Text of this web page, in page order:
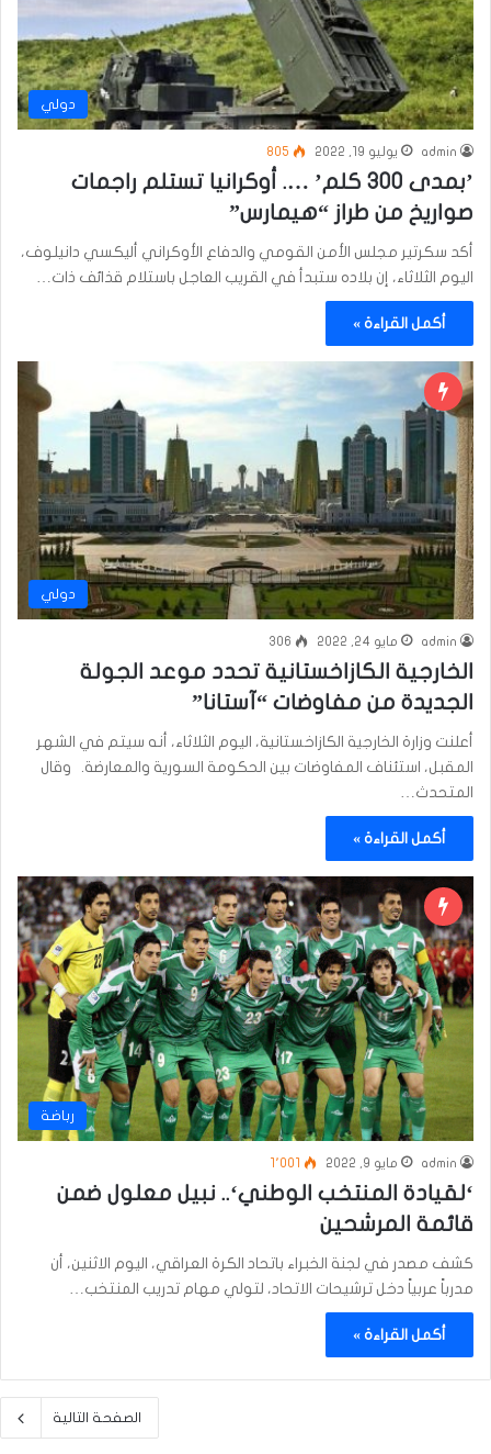
دولي
admin يوليو 19, 2022 805
’بمدى 300 كلم’ …. أوكرانيا تستلم راجمات
صواريخ من طراز “هيمارس”
أكد سكرتير مجلس الأمن القومي والدفاع الأوكراني أليكسي دانيلوف،
اليوم الثلاثاء، إن بلاده ستبدأ في القريب العاجل باستلام قذائف ذات…
أكمل القراءة »
دولي
admin مايو 24, 2022 306
الخارجية الكازاخستانية تحدد موعد الجولة
الجديدة من مفاوضات “آستانا”
أعلنت وزارة الخارجية الكازاخستانية، اليوم الثلاثاء، أنه سيتم في الشهر
المقبل، استئناف المفاوضات بين الحكومة السورية والمعارضة. وقال
المتحدث…
أكمل القراءة »
رباضة
admin مايو 9, 2022 1٬001
‘لقيادة المنتخب الوطني‘.. نبيل معلول ضمن
قائمة المرشحين
كشف مصدر في لجنة الخبراء باتحاد الكرة العراقي، اليوم الاثنين، أن
مدرباً عربياً دخل ترشيحات الاتحاد، لتولي مهام تدريب المنتخب…
أكمل القراءة »
الصفحة التالية